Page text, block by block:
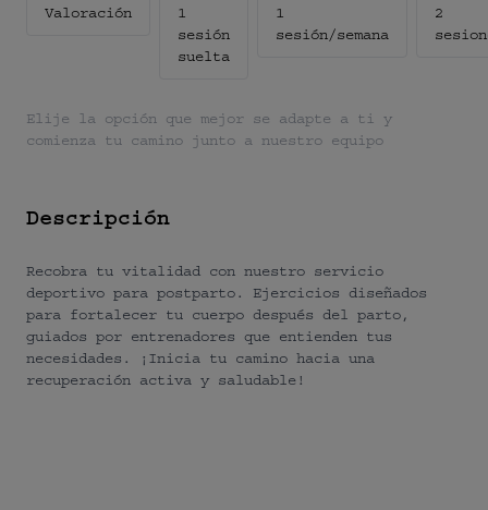
Valoración
1
sesión
suelta
1
sesión/semana
2
Elije la opción que mejor se adapte a ti y
comienza tu camino junto a nuestro equipo
Descripción
Recobra tu vitalidad con nuestro servicio
deportivo para postparto. Ejercicios diseñados
para fortalecer tu cuerpo después del parto,
guiados por entrenadores que entienden tus
necesidades. ¡Inicia tu camino hacia una
recuperación activa y saludable!